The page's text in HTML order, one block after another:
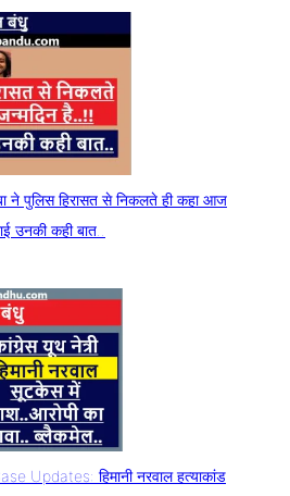
ने पुलिस हिरासत से निकलते ही कहा आज
उनकी कही बात..
Updates: हिमानी नरवाल हत्याकांड